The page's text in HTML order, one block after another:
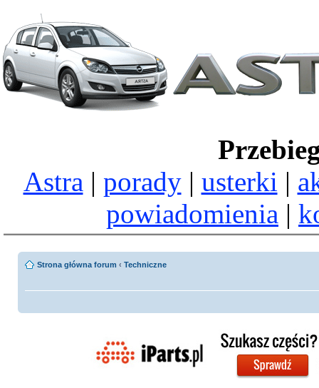
Astra | porady| usterki |
powiadomienia |
Strona główna forum ‹ Techniczne